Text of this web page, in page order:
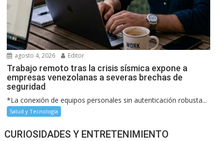
agosto 4, 2026 Editor
Trabajo remoto tras la crisis sísmica expone a
empresas venezolanas a severas brechas de
seguridad
*La conexión de equipos personales sin autenticación robusta...
Salud y Tecnología
CURIOSIDADES Y ENTRETENIMIENTO